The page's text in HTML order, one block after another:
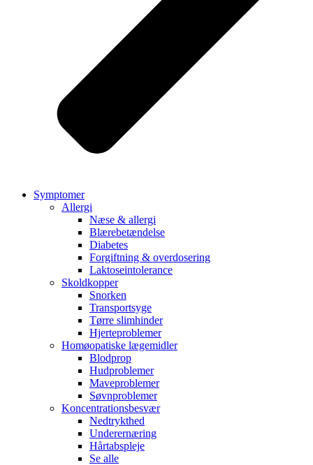
Symptomer
Allergi
Næse & allergi
Blærebetændelse
Diabetes
Forgiftning & overdosering
Laktoseintolerance
Skoldkopper
Snorken
Transportsyge
Tørre slimhinder
Hjerteproblemer
Homøopatiske lægemidler
Blodprop
Hudproblemer
Maveproblemer
Søvnproblemer
Koncentrationsbesvær
Nedtrykthed
Underernæring
Hårtabspleje
Se alle